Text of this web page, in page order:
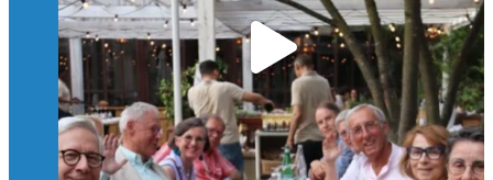
🚀Afterwork à Genève 🚀
🥳 Le 22 avril dernier, 14 Alumni vivant / travaillant
en Suisse ont partagé un moment convivial de
retrouvailles et d'échanges !
Merci à tous pour votre présence et à Alexandre